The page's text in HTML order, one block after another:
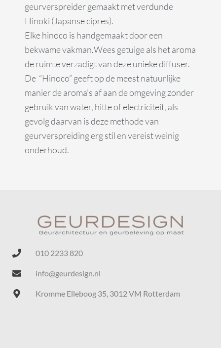
geurverspreider gemaakt met verdunde
Hinoki (Japanse cipres).
Elke hinoco is handgemaakt door een
bekwame vakman.Wees getuige als het aroma
de ruimte verzadigt van deze unieke diffuser.
De “Hinoco” geeft op de meest natuurlijke
manier de aroma’s af aan de omgeving zonder
gebruik van water, hitte of electriciteit, als
gevolg daarvan is deze methode van
geurverspreiding erg stil en vereist weinig
onderhoud.
010 2233 820
info@geurdesign.nl
Kromme Elleboog 35, 3012 VM Rotterdam